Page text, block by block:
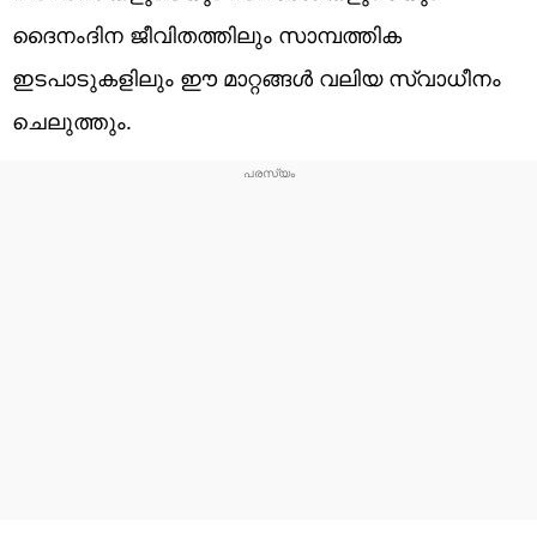
ദൈനംദിന ജീവിതത്തിലും സാമ്പത്തിക
ഇടപാടുകളിലും ഈ മാറ്റങ്ങൾ വലിയ സ്വാധീനം
ചെലുത്തും.